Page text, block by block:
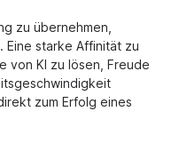
zu übernehmen,
Eine starke Affinität zu
von KI zu lösen, Freude
zum Erfolg eines